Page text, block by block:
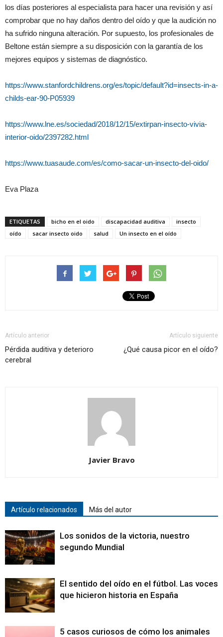
los días posteriores al especialista para hacer una revisión y así
comprobar que no hay daños dentro del oído y que la audición no
ha sufrido ninguna alteración. Por supuesto, los profesionales de
Beltone están siempre a su disposición con la garantía de los
mejores equipos y sistemas de diagnóstico.
https://www.stanfordchildrens.org/es/topic/default?id=insects-in-a-
childs-ear-90-P05939
https://www.lne.es/sociedad/2018/12/15/extirpan-insecto-vivia-
interior-oido/2397282.html
https://www.tuasaude.com/es/como-sacar-un-insecto-del-oido/
Eva Plaza
ETIQUETAS bicho en el oido discapacidad auditiva
insecto
oído
sacar insecto oido salud Un insecto en el oído
Artículo anterior
Pérdida auditiva y deterioro
cerebral
Artículo siguiente
¿Qué causa picor en el oído?
Javier Bravo
Artículo relacionados Más del autor
Los sonidos de la victoria, nuestro
segundo Mundial
El sentido del oído en el fútbol. Las voces
que hicieron historia en España
5 casos curiosos de cómo los animales